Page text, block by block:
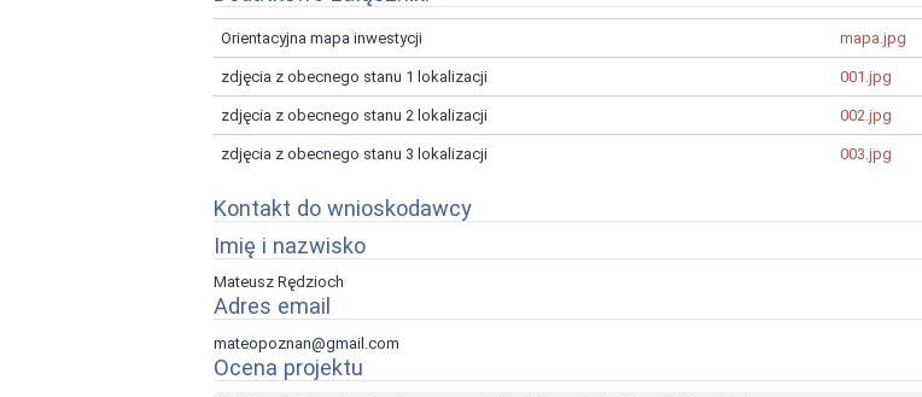
Orientacyjna mapa inwestycji mapa.jpg
zdjęcia z obecnego stanu 1 lokalizacji 001.jpg
zdjęcia z obecnego stanu 2 lokalizacji 002.jpg
zdjęcia z obecnego stanu 3 lokalizacji 003.jpg
Kontakt do wnioskodawcy
Imię i nazwisko
Mateusz Rędzioch
Adres email
mateopoznan@gmail.com
Ocena projektu